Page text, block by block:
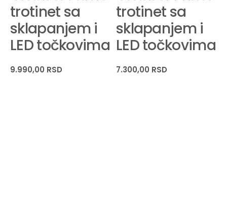
trotinet sa
sklapanjem i
LED točkovima
9.990,00 RSD
trotinet sa
sklapanjem i
LED točkovima
7.300,00 RSD